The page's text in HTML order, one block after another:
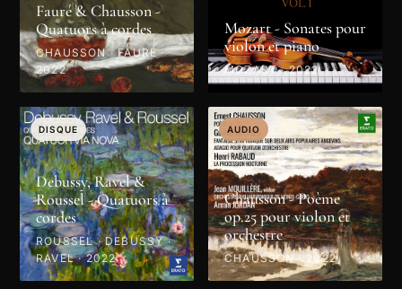
Fauré & Chausson -
Quatuors à cordes
CHAUSSON · FAURÉ ·
2022
Mozart - Sonates pour
violon et piano
MOZART · 2022
DISQUE
Debussy, Ravel &
Roussel - Quatuors à
cordes
ROUSSEL · DEBUSSY ·
RAVEL · 2022
AUDIO
Chausson - Poème
op.25 pour violon et
orchestre
CHAUSSON · 2022